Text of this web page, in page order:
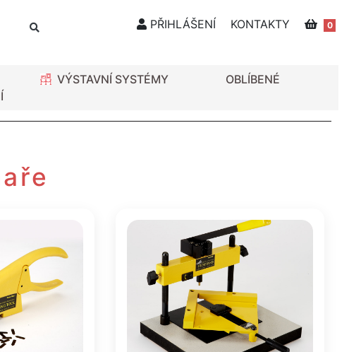
PŘIHLÁŠENÍ KONTAKTY 0
VÝSTAVNÍ SYSTÉMY OBLÍBENÉ